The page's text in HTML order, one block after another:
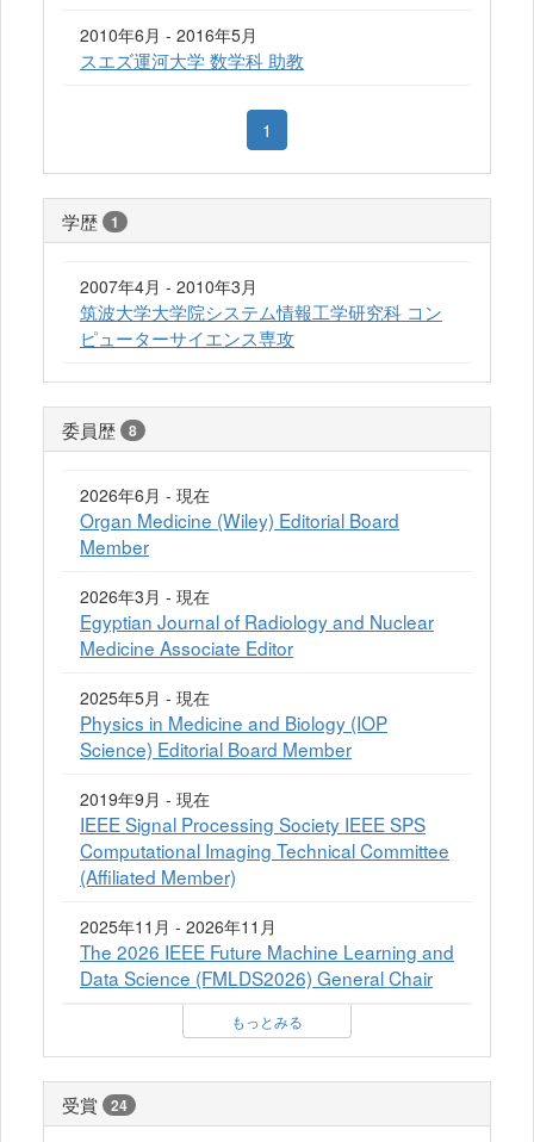
2010年6月 - 2016年5月
スエズ運河大学 数学科 助教
1
学歴 1
2007年4月 - 2010年3月
筑波大学大学院システム情報工学研究科 コン
ピューターサイエンス専攻
委員歴 8
2026年6月 - 現在
Organ Medicine (Wiley) Editorial Board
Member
2026年3月 - 現在
Egyptian Journal of Radiology and Nuclear
Medicine Associate Editor
2025年5月 - 現在
Physics in Medicine and Biology (IOP
Science) Editorial Board Member
2019年9月 - 現在
IEEE Signal Processing Society IEEE SPS
Computational Imaging Technical Committee
(Affiliated Member)
2025年11月 - 2026年11月
The 2026 IEEE Future Machine Learning and
Data Science (FMLDS2026) General Chair
もっとみる
受賞 24